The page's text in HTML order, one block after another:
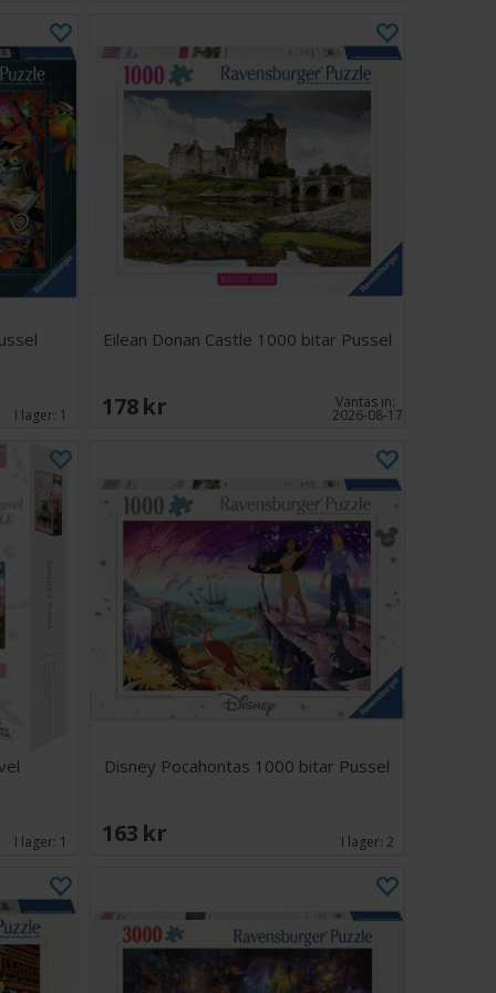
I lager: 1
Eilean Donan Castle 1000 bitar Pussel
178 SEK Väntas in:
2026-08-17
I lager: 1
Disney Pocahontas 1000 bitar Pussel
163 SEK I lager:2